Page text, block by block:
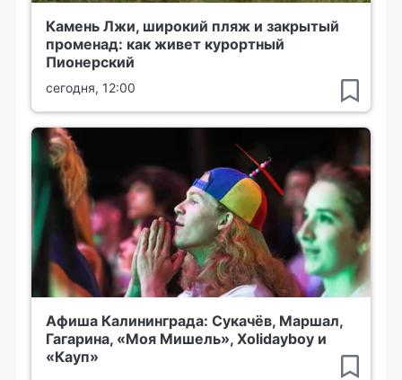
Камень Лжи, широкий пляж и закрытый
променад: как живет курортный
Пионерский
сегодня, 12:00
Афиша Калининграда: Сукачёв, Маршал,
Гагарина, «Моя Мишель», Xolidayboy и
«Кауп»